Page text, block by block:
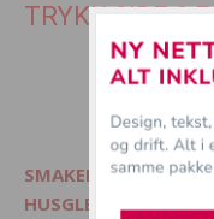
TRYKK SIDE 2
SMAKELIG - Mat,
HUSGLEDE.NO -